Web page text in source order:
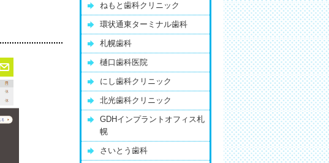
ねもと歯科クリニック
環状通東ターミナル歯科
札幌歯科
樋口歯科医院
にし歯科クリニック
北光歯科クリニック
GDHインプラントオフィス札
幌
さいとう歯科